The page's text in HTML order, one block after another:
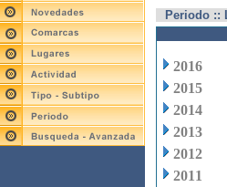
Periodo ::
2016
2015
2014
2013
2012
2011